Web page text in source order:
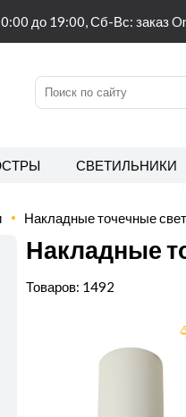
до 19:00, Сб-Вс: заказ
СВЕТИЛЬНИКИ
Накладные точечные
Накладные
1492